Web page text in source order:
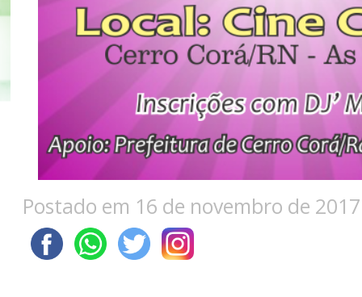
Postado em 16 de novembro de 2017